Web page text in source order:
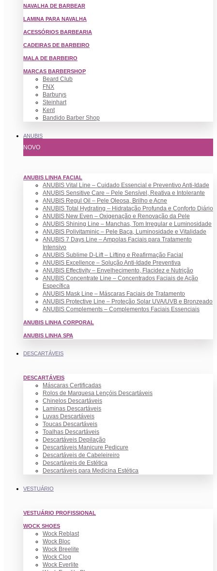
NAVALHA DE BARBEAR
LAMINA PARA NAVALHA
ACESSÓRIOS BARBEARIA
CADEIRAS DE BARBEIRO
MALA DE BARBEIRO
MARCAS BARBERSHOP
Beard Club
FNX
Barburys
Steinhart
Kent
Bandido Barber Shop
ANUBIS
NOVO
ANUBIS LINHA FACIAL
ANUBIS Vital Line – Cuidado Essencial e Preventivo Anti-Idade
ANUBIS Sensitive Care – Pele Sensível, Reativa e Intolerante
ANUBIS Regul Oil – Pele Oleosa, Brilho e Acne
ANUBIS Total Hydrating – Hidratação Profunda e Conforto Diário
ANUBIS New Even – Oxigenação e Renovação da Pele
ANUBIS Shining Line – Manchas, Tom Irregular e Luminosidade
ANUBIS Polivitaminic – Pele Baça, Luminosidade e Vitalidade
ANUBIS 7 Days Line – Ampolas Faciais para Tratamento
Intensivo
ANUBIS Sublime D-Lift – Lifting e Reafirmação Facial
ANUBIS Excellence – Solução Anti-Idade Preventiva
ANUBIS Effectivity – Envelhecimento, Flacidez e Nutrição
ANUBIS Concentrate Line – Concentrados Faciais de Ação
Específica
ANUBIS Mask Line – Máscaras Faciais de Tratamento
ANUBIS Protective Line – Proteção Solar UVA/UVB e Bronzeado
ANUBIS Complements – Complementos Faciais Essenciais
ANUBIS LINHA CORPORAL
ANUBIS LINHA SPA
DESCARTÁVEIS
DESCARTÁVEIS
Máscaras Certificadas
Rolos de Marquesa Lençóis Descartáveis
Chinelos Descartáveis
Laminas Descartáveis
Luvas Descartáveis
Toucas Descartáveis
Toalhas Descartáveis
Descartáveis Depilação
Descartáveis Manicure Pedicure
Descartáveis de Cabeleireiro
Descartáveis de Estética
Descartáveis para Medicina Estética
VESTUÁRIO
VESTUÁRIO PROFISSIONAL
WOCK SHOES
Wock Reblast
Wock Bloc
Wock Breelite
Wock Clog
Wock Everlite